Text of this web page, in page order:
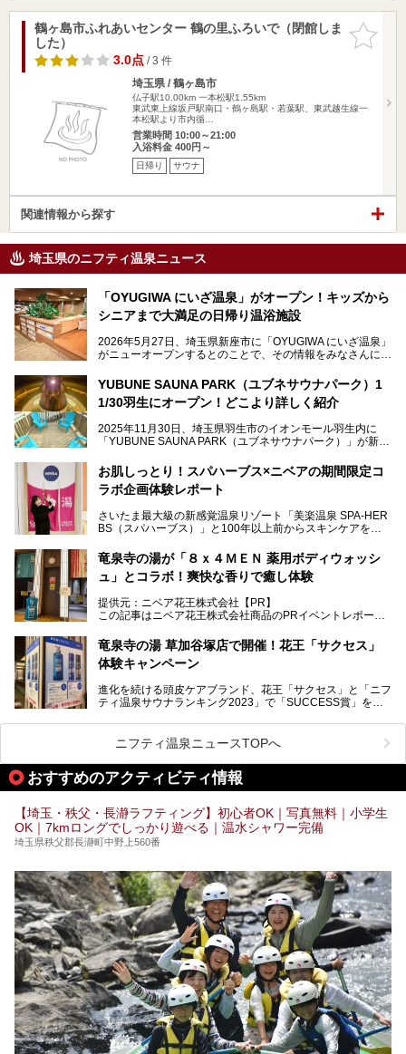
お気に入
りに追加
鶴ヶ島市ふれあいセンター 鶴の里ふろいで（閉館しま
した）
3.0点/ 3 件
埼玉県 / 鶴ヶ島市
仏子駅10.00km 一本松駅1.55km
東武東上線坂戸駅南口・鶴ヶ島駅・若葉駅、東武越生線一
本松駅より市内循…
営業時間 10:00～21:00
入浴料金 400円～
日帰り サウナ
関連情報から探す
埼玉県のニフティ温泉ニュース
「OYUGIWA にいざ温泉」がオープン！キッズから
シニアまで大満足の日帰り温浴施設
2026年5月27日、埼玉県新座市に「OYUGIWA にいざ温泉」
がニューオープンするとのことで、その情報をみなさんにい
メインとなる黒湯の天然温泉や本格的なサウナをはじめ、4
種類のリラックスルームやお食事処、他施設とは一線を画す
てきました！
YUBUNE SAUNA PARK（ユブネサウナパーク）1
1/30羽生にオープン！どこより詳しく紹介
2025年11月30日、埼玉県羽生市のイオンモール羽生内に
「YUBUNE SAUNA PARK（ユブネサウナパーク）」が新規
今年の4月1日から楽久屋グループの一員となった「湯舞音
（ユブネ）」が新ブランド「YUBUNE SAUNA PARK」を立
湯舞音らしいサウナにこだわった遊び心満点の"銭湯×屋外サ
ウナ"施設で、男女別のお風呂のほか、水着やサウナ着で楽
ど、ユニークなポイントがいっぱい！
オープン前取材に行ってきましたので、早速どこより詳しく
紹介しちゃいます！
お肌しっとり！スパハーブス×ニベアの期間限定コ
ラボ企画体験レポート
さいたま最大級の新感覚温泉リゾート「美楽温泉 SPA-HER
BS（スパハーブス）」と100年以上前からスキンケアを考
読者モデルやインスタグラマーとして活躍している、美容＆
スパ大好きの畑瀬愛さんと取材してきました。
提供元：ニベア花王株式会社【PR】
この記事はニベア花王株式会社商品のPRイベントレポート
竜泉寺の湯が「８ｘ４ＭＥＮ 薬用ボディウォッシ
ュ」とコラボ！爽快な香りで癒し体験
提供元：ニベア花王株式会社【PR】
この記事はニベア花王株式会社商品のPRイベントレポート
ーーー
注目のボディウォッシュアイテム「８ｘ４ＭＥＮ 薬用ボデ
全国総合2位にランクインした人気温浴施設「竜泉寺の湯 草
加谷塚店」がコラボイベントを期間限定で開催中ということ
気になるその内容をチェックしてきました！
竜泉寺の湯 草加谷塚店で開催！花王「サクセス」
体験キャンペーン
進化を続ける頭皮ケアブランド、花王「サクセス」と「ニフ
ティ温泉サウナランキング2023」で「SUCCESS賞」を獲
ベントを開催。
早速訪問し、気になるその内容を取材してきました！
───
提供元：花王株式会社【PR】
す。
ニフティ温泉ニュースTOPへ
おすすめのアクティビティ情報
【埼玉・秩父・長瀞ラフティング】初心者OK｜写真無料｜小学生
OK｜7kmロングでしっかり遊べる｜温水シャワー完備
埼玉県秩父郡長瀞町中野上560番